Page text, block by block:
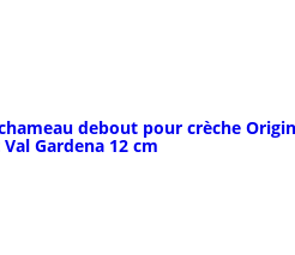
debout pour crèche
Gardena 12 cm